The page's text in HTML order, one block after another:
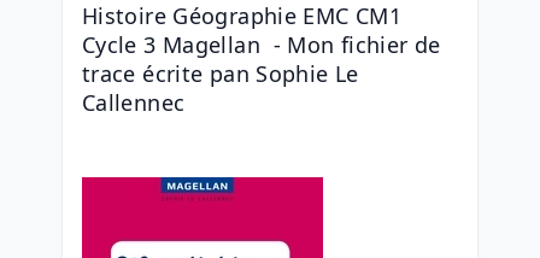
Histoire Géographie EMC CM1
Cycle 3 Magellan  - Mon fichier de
trace écrite pan Sophie Le
Callennec